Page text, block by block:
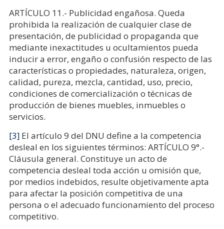
ARTÍCULO 11.- Publicidad engañosa. Queda
prohibida la realización de cualquier clase de
presentación, de publicidad o propaganda que
mediante inexactitudes u ocultamientos pueda
inducir a error, engaño o confusión respecto de las
características o propiedades, naturaleza, origen,
calidad, pureza, mezcla, cantidad, uso, precio,
condiciones de comercialización o técnicas de
producción de bienes muebles, inmuebles o
servicios.
[3]El artículo 9 del DNU define a la competencia
desleal en los siguientes términos: ARTÍCULO 9°.-
Cláusula general. Constituye un acto de
competencia desleal toda acción u omisión que,
por medios indebidos, resulte objetivamente apta
para afectar la posición competitiva de una
persona o el adecuado funcionamiento del proceso
competitivo.